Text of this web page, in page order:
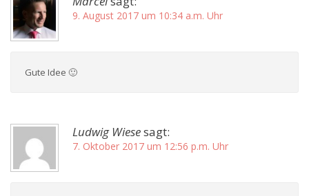
9. August 2017 um 10:34 a.m. Uhr
Gute Idee 🙂
Ludwig Wiesesagt:
7. Oktober 2017 um 12:56 p.m. Uhr